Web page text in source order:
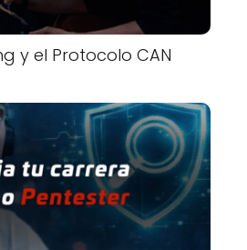
y el Protocolo CAN